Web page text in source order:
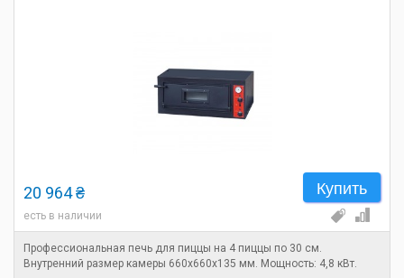
Купить
20 964 ₴
есть в наличии
Профессиональная печь для пиццы на 4 пиццы по 30 см.
Внутренний размер камеры 660x660x135 мм. Мощность: 4,8 кВт.